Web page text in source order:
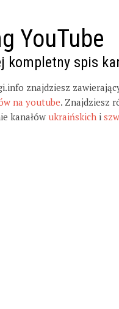
YouTube
kompletny spis
znajdziesz
na youtube. Znajdziesz
kanałów ukraińskich i